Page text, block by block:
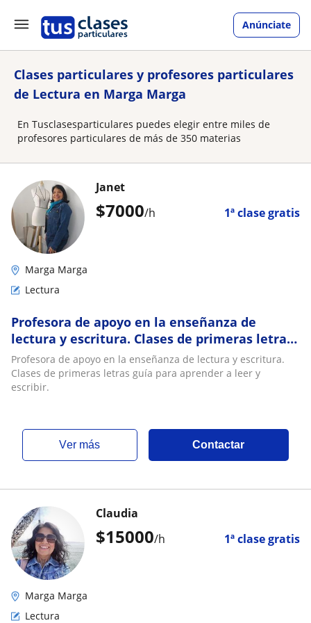
Anúnciate
Clases particulares y profesores particulares
de Lectura en Marga Marga
En Tusclasesparticulares puedes elegir entre miles de
profesores particulares de más de 350 materias
$7000/h 1ª clase gratis
Janet
Marga Marga
Lectura
Profesora de apoyo en la enseñanza de
lectura y escritura. Clases de primeras letras
guía para aprender a leer y escribir
Profesora de apoyo en la enseñanza de lectura y escritura.
Clases de primeras letras guía para aprender a leer y
escribir.
ver más Contactar
$15000/h 1ª clase gratis
Claudia
Marga Marga
Lectura